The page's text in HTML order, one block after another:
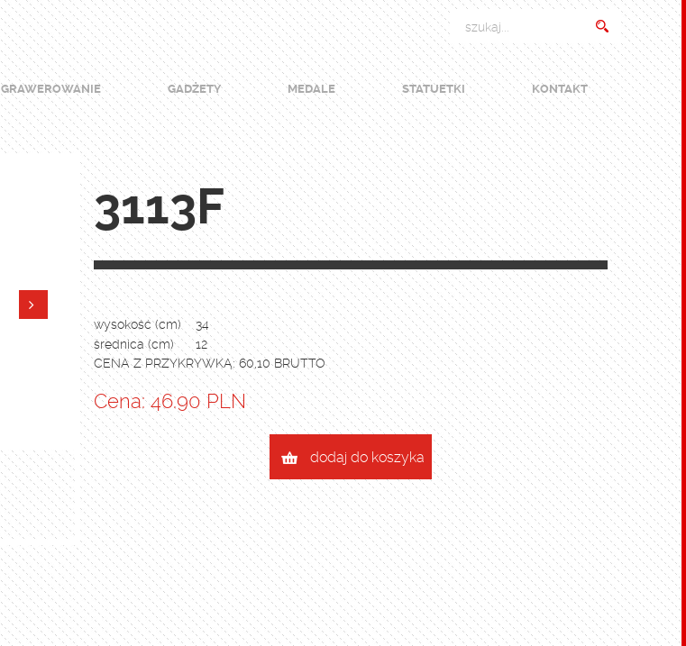
GRAWEROWANIE GADŻETY MEDALE STATUETKI KONTAKT
3113F
wysokość (cm)
34
średnica (cm)
12
CENA Z PRZYKRYWKĄ: 60,10 BRUTTO
Cena: 46.90 PLN
dodaj do koszyka